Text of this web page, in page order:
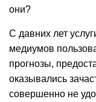
они?
С давних лет
медиумов
прогнозы,
оказывались
совершенно не